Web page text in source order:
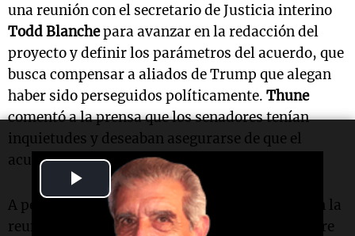
Play
Video
una reunión con el secretario de Justicia interino
Todd Blanchepara avanzar en la redacción del
proyecto y definir los parámetros del acuerdo, que
busca compensar a aliados de Trump que alegan
haber sido perseguidos políticamente. Thune
comentó a la prensa que los senadores tenían
inquietudes y deseaban asegurarse de que el
acuerdo estuviera adecuadamente delimitado.
A pesar de esto, los senadores que abandonaron la
reunión no hicieron declaraciones, lo que sugiere